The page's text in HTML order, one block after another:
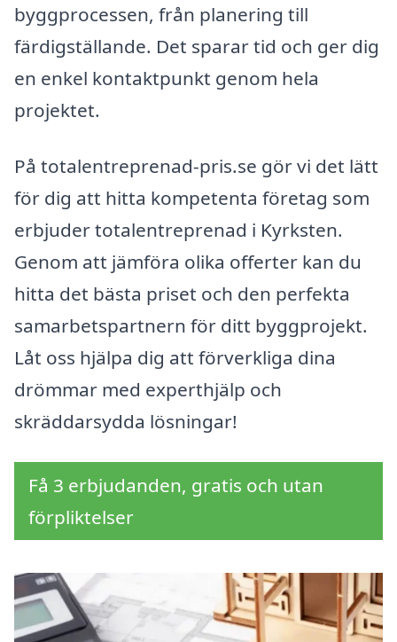
byggprocessen, från planering till
färdigställande. Det sparar tid och ger dig
en enkel kontaktpunkt genom hela
projektet.
På totalentreprenad-pris.se gör vi det lätt
för dig att hitta kompetenta företag som
erbjuder totalentreprenad i Kyrksten.
Genom att jämföra olika offerter kan du
hitta det bästa priset och den perfekta
samarbetspartnern för ditt byggprojekt.
Låt oss hjälpa dig att förverkliga dina
drömmar med experthjälp och
skräddarsydda lösningar!
Få 3 erbjudanden, gratis och utan
förpliktelser